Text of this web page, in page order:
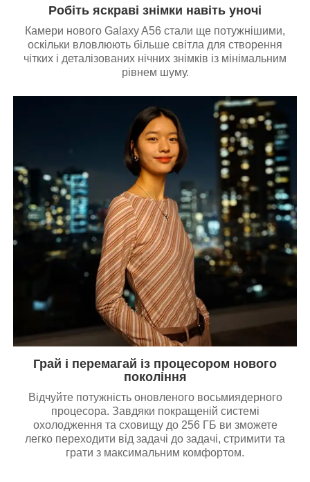
Робіть яскраві знімки навіть уночі
Камери нового Galaxy A56 стали ще потужнішими,
оскільки вловлюють більше світла для створення
чітких і деталізованих нічних знімків із мінімальним
рівнем шуму.
Грай і перемагай із процесором нового
покоління
Відчуйте потужність оновленого восьмиядерного
процесора. Завдяки покращеній системі
охолодження та сховищу до 256 ГБ ви зможете
легко переходити від задачі до задачі, стримити та
грати з максимальним комфортом.